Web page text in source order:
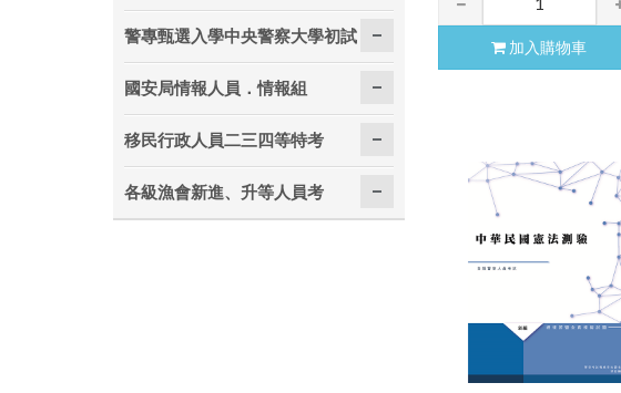
加入購物車
警專甄選入學中央警察大學初試
國安局情報人員．情報組
移民行政人員二三四等特考
各級漁會新進、升等人員考